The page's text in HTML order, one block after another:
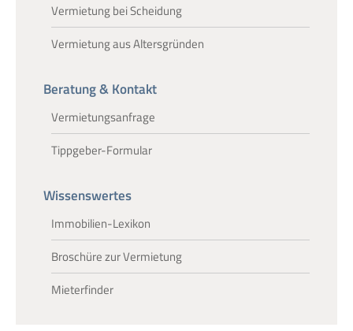
Vermietung bei Scheidung
Vermietung aus Altersgründen
Beratung & Kontakt
Vermietungsanfrage
Tippgeber-Formular
Wissenswertes
Immobilien-Lexikon
Broschüre zur Vermietung
Mieterfinder